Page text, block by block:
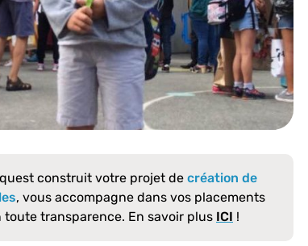
construit votre projet de création de
, vous accompagne dans vos placements
transparence. En savoir plus ICI !